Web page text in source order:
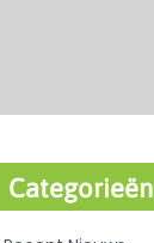
Categorieën